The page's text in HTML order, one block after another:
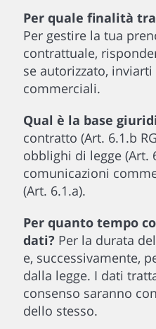
Per quale finalità
Per gestire la tua
contrattuale,
se autorizzato,
commerciali.
Qual è la base
contratto (Art. 6.1.b
obblighi di legge (Art.
comunicazioni
(Art. 6.1.a).
Per quanto tempo
dati? Per la durata
e, successivamente,
dalla legge. I dati
consenso saranno
dello stesso.